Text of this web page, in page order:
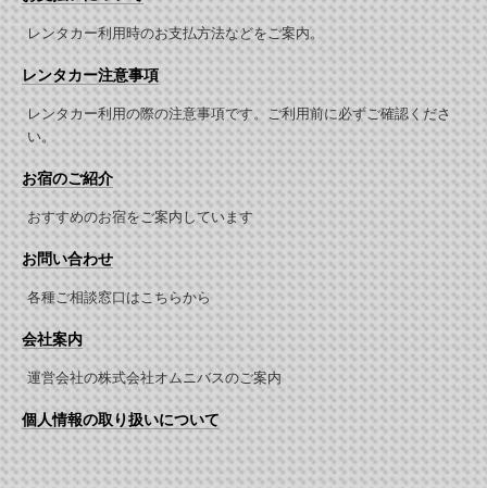
レンタカー利用時のお支払方法などをご案内。
レンタカー注意事項
レンタカー利用の際の注意事項です。ご利用前に必ずご確認くださ
い。
お宿のご紹介
おすすめのお宿をご案内しています
お問い合わせ
各種ご相談窓口はこちらから
会社案内
運営会社の株式会社オムニバスのご案内
個人情報の取り扱いについて